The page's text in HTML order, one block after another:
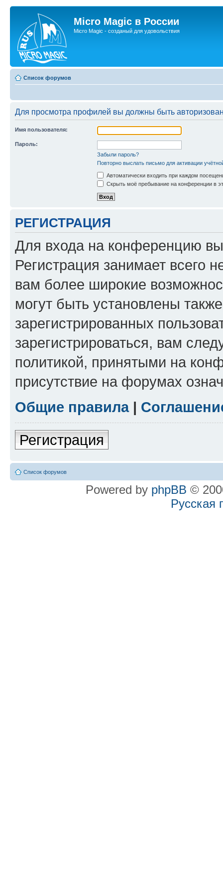
Micro Magic в России
Micro Magic - созданый для удовольствия
Список форумов
Для просмотра профилей вы должны быть
Имя пользователя:
Пароль:
Забыли пароль?
Повторно выслать письмо для активации
Автоматически входить при каждом
Скрыть моё пребывание на конференции в
РЕГИСТРАЦИЯ
Для входа на конференцию
Регистрация занимает всего
вам более широкие
могут быть установлены
зарегистрированных
зарегистрироваться, вам
политикой, принятыми на
присутствие на форумах
Общие правила|
Регистрация
Список форумов
Powered by phpBB ©
Русская